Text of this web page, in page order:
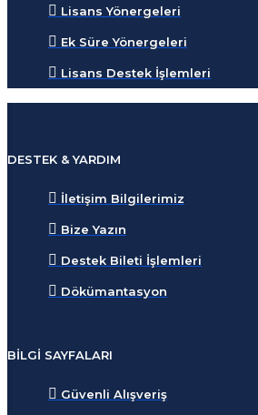
Lisans Yönergeleri
Ek Süre Yönergeleri
Lisans Destek İşlemleri
DESTEK & YARDIM
İletişim Bilgilerimiz
Bize Yazın
Destek Bileti İşlemleri
Dökümantasyon
BILGI SAYFALARI
Güvenli Alışveriş